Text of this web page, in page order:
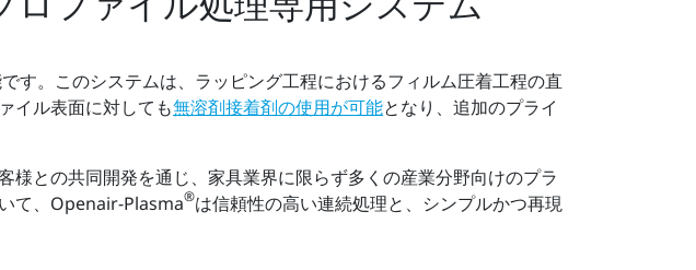
す。このシステムは、ラッピング工程におけるフィルム圧着工程の直
イル表面に対しても無溶剤接着剤の使用が可能となり、追加のプライ
様との共同開発を通じ、家具業界に限らず多くの産業分野向けのプラ
て、Openair-Plasma®は信頼性の高い連続処理と、シンプルかつ再現